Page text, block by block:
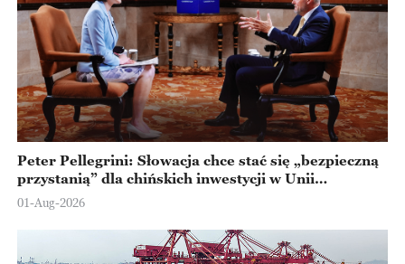
Peter Pellegrini: Słowacja chce stać się „bezpieczną
przystanią” dla chińskich inwestycji w Unii
Europejskiej
01-Aug-2026